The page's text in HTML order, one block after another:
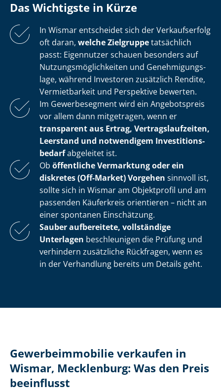
Das Wichtigste in Kürze
In Wismar entscheidet sich der Verkaufserfolg
oft daran, welche Zielgruppetatsächlich
passt: Eigennutzer schauen besonders auf
Nut­zungs­mög­lich­kei­ten und Ge­neh­mi­gungs­
la­ge, während Investoren zusätzlich Rendite,
Vermietbarkeit und Perspektive bewerten.
Im Gewerbesegment wird ein Angebotspreis
vor allem dann mitgetragen, wenn er
transparent aus Ertrag, Ver­trags­lauf­zei­ten,
Leerstand und notwendigem In­ves­ti­ti­ons­
be­darfabgeleitet ist.
Ob öffentliche Vermarktung oder ein
diskretes (Off-Market) Vorgehen sinnvoll ist,
sollte sich in Wismar am Objektprofil und am
passenden Käuferkreis orientieren – nicht an
einer spontanen Einschätzung.
Sauber aufbereitete, vollständige
Unterlagen beschleunigen die Prüfung und
verhindern zusätzliche Rückfragen, wenn es
in der Verhandlung bereits um Details geht.
Ge­wer­be­im­mo­bi­lie verkaufen in
Wismar, Mecklenburg: Was den Preis
beeinflusst